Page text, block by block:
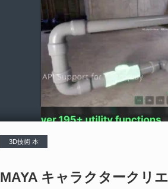
3D技術 本
MAYA キャラクタークリ